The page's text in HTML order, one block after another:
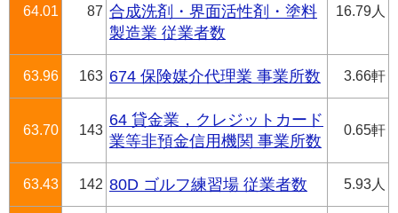
64.01 87 合成洗剤・界面活性剤・塗料
製造業 従業者数
16.79人
63.96 163 674 保険媒介代理業 事業所数 3.66軒
63.70 143
64 貸金業，クレジットカード
業等非預金信用機関 事業所数
0.65軒
63.43 142 80D ゴルフ練習場 従業者数 5.93人